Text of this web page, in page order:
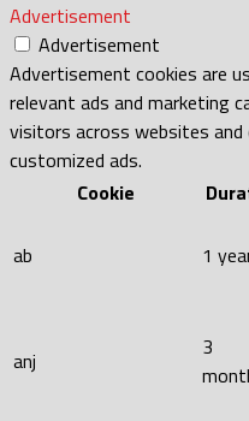
Advertisement
Advertisement
Advertisement cookies are
relevant ads and marketing
visitors across websites
customized ads.
Cookie
ab 1
anj
3